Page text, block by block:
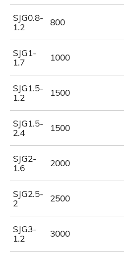
SJG0.8-
1.2
800
SJG1-
1.7
1000
SJG1.5-
1.2
1500
SJG1.5-
2.4
1500
SJG2-
1.6
2000
SJG2.5-
2
2500
SJG3-
1.2
3000